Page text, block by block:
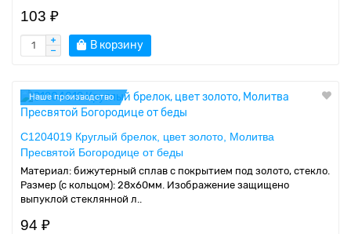
103 ₽
В корзину
Наше производство
C1204019 Круглый брелок, цвет золото, Молитва
Пресвятой Богородице от беды
Материал: бижутерный сплав с покрытием под золото, стекло.
Размер (с кольцом): 28х60мм. Изображение защищено
выпуклой стеклянной л..
94 ₽